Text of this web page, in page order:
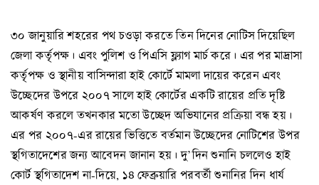
৩০ জানুয়ারি শহরের পথ চওড়া করতে তিন দিনের নোটিস দিয়েছিল
জেলা কর্তৃপক্ষ। এবং পুলিশ ও পিএসি ফ্ল্যাগ মার্চ করে। এর পর মাদ্রাসা
কর্তৃপক্ষ ও স্থানীয় বাসিন্দারা হাই কোর্টে মামলা দায়ের করেন এবং
উচ্ছেদের উপরে ২০০৭ সালে হাই কোর্টের একটি রায়ের প্রতি দৃষ্টি
আকর্ষণ করলে তখনকার মতো উচ্ছেদ অভিযানের প্রক্রিয়া বন্ধ হয়।
এর পর ২০০৭-এর রায়ের ভিত্তিতে বর্তমান উচ্ছেদের নোটিশের উপর
স্থগিতাদেশের জন্য আবেদন জানান হয়। দু’দিন শুনানি চললেও হাই
কোর্ট স্থগিতাদেশ না-দিয়ে, ১৪ ফেব্রুয়ারি পরবর্তী শুনানির দিন ধার্য